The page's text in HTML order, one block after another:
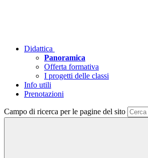
Didattica
Panoramica
Offerta formativa
I progetti delle classi
Info utili
Prenotazioni
Campo di ricerca per le pagine del sito